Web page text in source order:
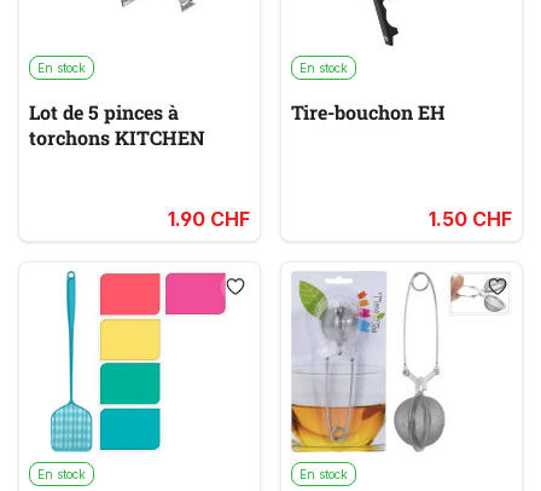
En stock
Lot de 5 pinces à
torchons KITCHEN
1.90 CHF
En stock
Tire-bouchon EH
1.50 CHF
En stock En stock